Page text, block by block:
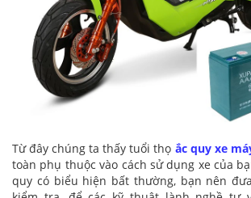
Từ đây chúng ta thấy tuổi thọ ắc quy xe
toàn phụ thuộc vào cách sử dụng xe của
quy có biểu hiện bất thường, bạn nên